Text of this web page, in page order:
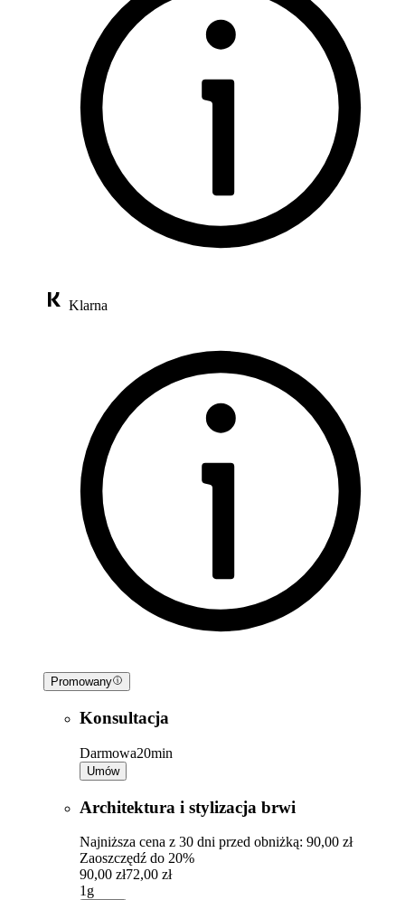
Klarna
Promowany
Konsultacja
Darmowa20min
Umów
Architektura i stylizacja brwi
Najniższa cena z 30 dni przed obniżką: 90,00 zł
Zaoszczędź do 20%
90,00 zł72,00 zł
1g